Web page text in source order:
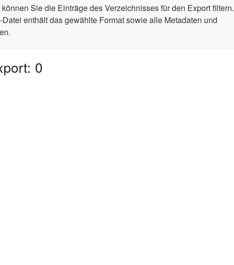
Sie die Einträge des Verzeichnisses für den Export filtern.
enthält das gewählte Format sowie alle Metadaten und
0